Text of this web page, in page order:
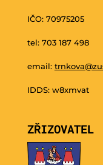
IČO: 70975205
tel: 703 187 498
email:
IDDS: w8xmvat
ZŘIZOVATEL